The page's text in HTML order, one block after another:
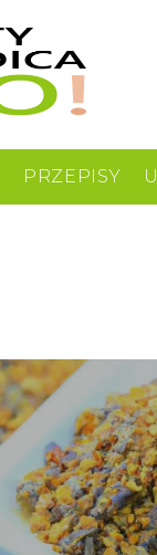
PRZEPISY